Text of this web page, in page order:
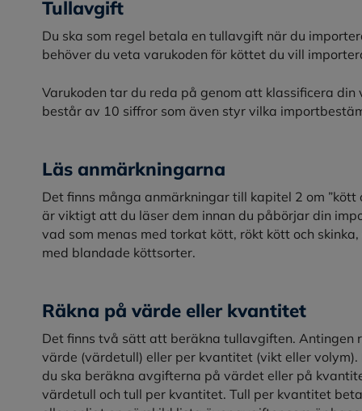
Tullavgift
Du ska som regel betala en tullavgift när du
behöver du veta varukoden för köttet du vill
Varukoden tar du reda på genom att klassificera
består av 10 siffror som även styr vilka
Läs anmärkningarna
Det finns många anmärkningar till kapitel 2 om
är viktigt att du läser dem innan du påbörjar din
vad som menas med torkat kött, rökt kött och
med blandade köttsorter.
Räkna på värde eller kvantitet
Det finns två sätt att beräkna tullavgiften. Antingen
värde (värdetull) eller per kvantitet (vikt eller
du ska beräkna avgifterna på värdet eller på
värdetull och tull per kvantitet. Tull per kvantitet